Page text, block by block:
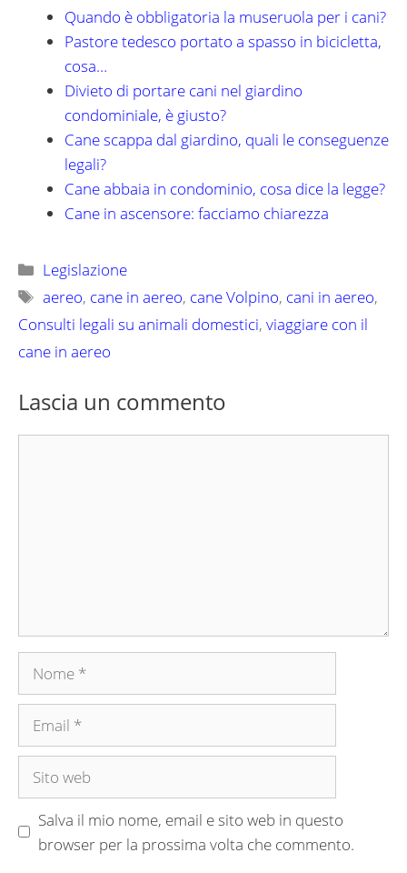
Quando è obbligatoria la museruola per i cani?
Pastore tedesco portato a spasso in bicicletta,
cosa…
Divieto di portare cani nel giardino
condominiale, è giusto?
Cane scappa dal giardino, quali le conseguenze
legali?
Cane abbaia in condominio, cosa dice la legge?
Cane in ascensore: facciamo chiarezza
Categorie
Legislazione
Tag
aereo, cane in aereo, cane Volpino, cani in aereo,
Consulti legali su animali domestici, viaggiare con il
cane in aereo
Lascia un commento
Nome
Email
Sito
Salva il mio nome, email e sito web in questo
browser per la prossima volta che commento.